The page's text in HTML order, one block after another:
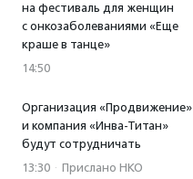
на фестиваль для женщин
с онкозаболеваниями «Еще
краше в танце»
14:50
Организация «Продвижение»
и компания «Инва-Титан»
будут сотрудничать
13:30 · Прислано НКО